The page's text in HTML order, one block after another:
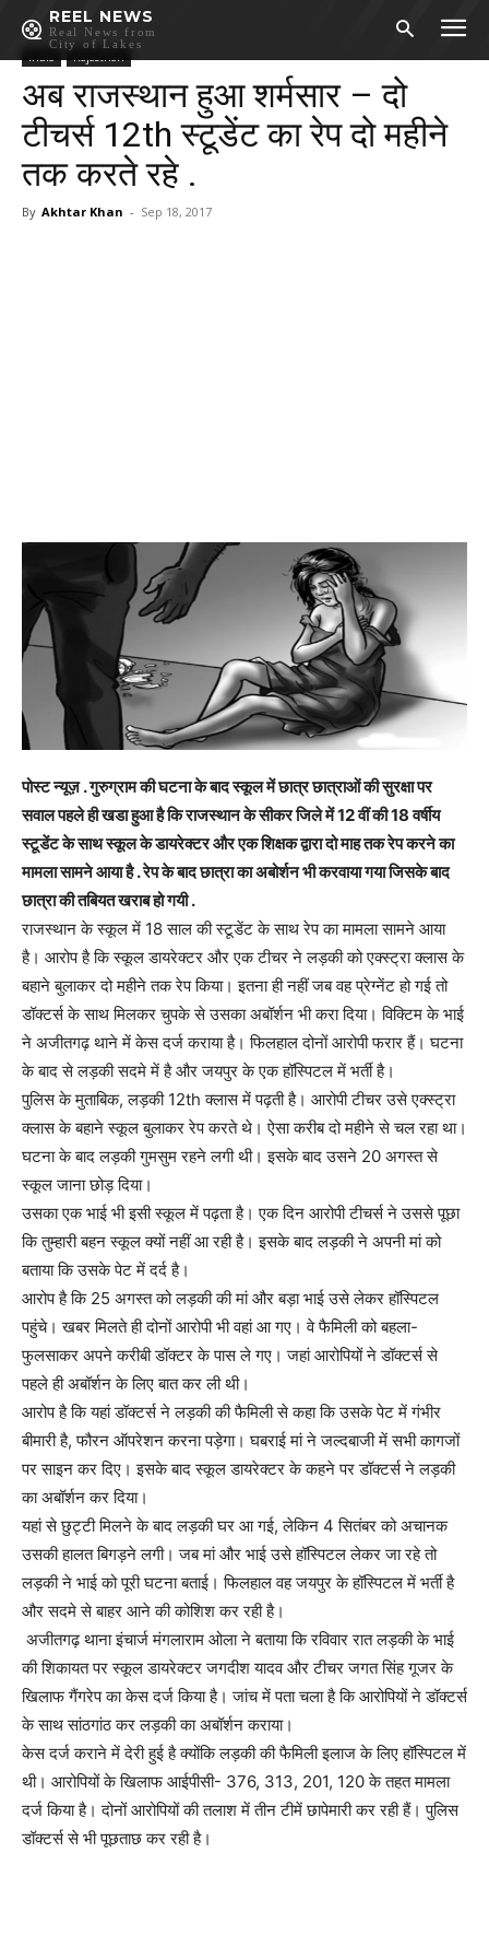
REEL NEWS
Real News from
City of Lakes
India Rajasthan
अब राजस्थान हुआ शर्मसार – दो
टीचर्स 12th स्टूडेंट का रेप दो महीने
तक करते रहे .
By Akhtar Khan - Sep 18, 2017
पोस्ट न्यूज़ . गुरुग्राम की घटना के बाद स्कूल में छात्र छात्राओं की सुरक्षा पर
सवाल पहले ही खडा हुआ है कि राजस्थान के सीकर जिले में 12 वीं की 18 वर्षीय
स्टूडेंट के साथ स्कूल के डायरेक्टर और एक शिक्षक द्वारा दो माह तक रेप करने का
मामला सामने आया है . रेप के बाद छात्रा का अबोर्शन भी करवाया गया जिसके बाद
छात्रा की तबियत खराब हो गयी .
राजस्थान के स्कूल में 18 साल की स्टूडेंट के साथ रेप का मामला सामने आया
है। आरोप है कि स्कूल डायरेक्टर और एक टीचर ने लड़की को एक्स्ट्रा क्लास के
बहाने बुलाकर दो महीने तक रेप किया। इतना ही नहीं जब वह प्रेग्नेंट हो गई तो
डॉक्टर्स के साथ मिलकर चुपके से उसका अबॉर्शन भी करा दिया। विक्टिम के भाई
ने अजीतगढ़ थाने में केस दर्ज कराया है। फिलहाल दोनों आरोपी फरार हैं। घटना
के बाद से लड़की सदमे में है और जयपुर के एक हॉस्पिटल में भर्ती है।
पुलिस के मुताबिक, लड़की 12th क्लास में पढ़ती है। आरोपी टीचर उसे एक्स्ट्रा
क्लास के बहाने स्कूल बुलाकर रेप करते थे। ऐसा करीब दो महीने से चल रहा था।
घटना के बाद लड़की गुमसुम रहने लगी थी। इसके बाद उसने 20 अगस्त से
स्कूल जाना छोड़ दिया।
उसका एक भाई भी इसी स्कूल में पढ़ता है। एक दिन आरोपी टीचर्स ने उससे पूछा
कि तुम्हारी बहन स्कूल क्यों नहीं आ रही है। इसके बाद लड़की ने अपनी मां को
बताया कि उसके पेट में दर्द है।
आरोप है कि 25 अगस्त को लड़की की मां और बड़ा भाई उसे लेकर हॉस्पिटल
पहुंचे। खबर मिलते ही दोनों आरोपी भी वहां आ गए। वे फैमिली को बहला-
फुलसाकर अपने करीबी डॉक्टर के पास ले गए। जहां आरोपियों ने डॉक्टर्स से
पहले ही अबॉर्शन के लिए बात कर ली थी।
आरोप है कि यहां डॉक्टर्स ने लड़की की फैमिली से कहा कि उसके पेट में गंभीर
बीमारी है, फौरन ऑपरेशन करना पड़ेगा। घबराई मां ने जल्दबाजी में सभी कागजों
पर साइन कर दिए। इसके बाद स्कूल डायरेक्टर के कहने पर डॉक्टर्स ने लड़की
का अबॉर्शन कर दिया।
यहां से छुट्टी मिलने के बाद लड़की घर आ गई, लेकिन 4 सितंबर को अचानक
उसकी हालत बिगड़ने लगी। जब मां और भाई उसे हॉस्पिटल लेकर जा रहे तो
लड़की ने भाई को पूरी घटना बताई। फिलहाल वह जयपुर के हॉस्पिटल में भर्ती है
और सदमे से बाहर आने की कोशिश कर रही है।
अजीतगढ़ थाना इंचार्ज मंगलाराम ओला ने बताया कि रविवार रात लड़की के भाई
की शिकायत पर स्कूल डायरेक्टर जगदीश यादव और टीचर जगत सिंह गूजर के
खिलाफ गैंगरेप का केस दर्ज किया है। जांच में पता चला है कि आरोपियों ने डॉक्टर्स
के साथ सांठगांठ कर लड़की का अबॉर्शन कराया।
केस दर्ज कराने में देरी हुई है क्योंकि लड़की की फैमिली इलाज के लिए हॉस्पिटल में
थी। आरोपियों के खिलाफ आईपीसी- 376, 313, 201, 120 के तहत मामला
दर्ज किया है। दोनों आरोपियों की तलाश में तीन टीमें छापेमारी कर रही हैं। पुलिस
डॉक्टर्स से भी पूछताछ कर रही है।